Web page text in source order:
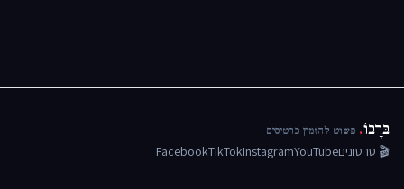
בּרָבוֹ. פשוט להזמין כרטיסים
🎬 סרטוניםYouTube
Instagram
TikTok
Facebook